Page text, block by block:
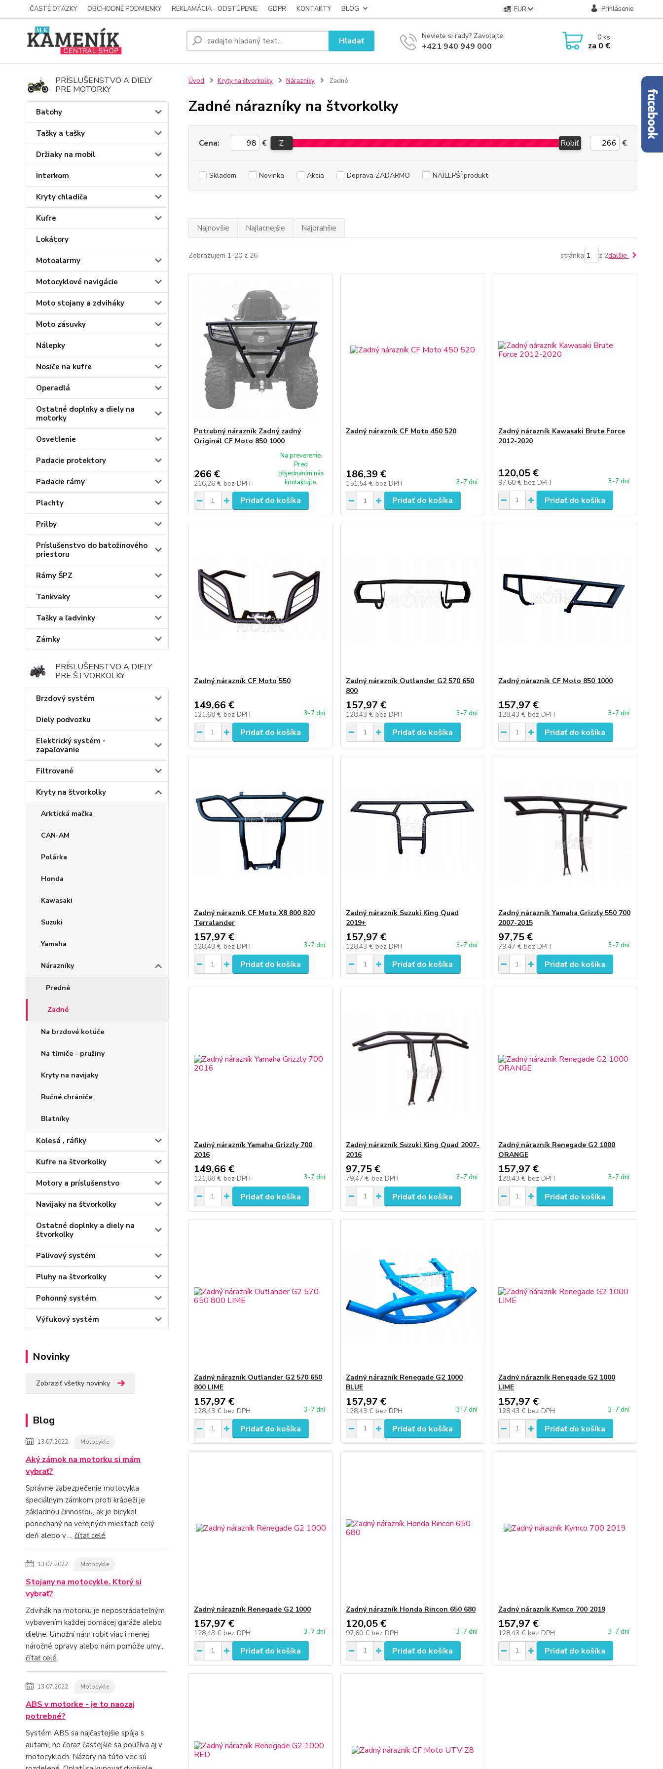
ČASTÉ OTÁZKY OBCHODNÉ PODMIENKY REKLAMÁCIA - ODSTÚPENIE GDPR KONTAKTY BLOG EUR Prihlásenie
Hľadať Neviete si rady? Zavolajte.
+421 940 949 000
0ks
za 0 €
PRÍSLUŠENSTVO A DIELY
PRE MOTORKY
Batohy
Tašky a tašky
Držiaky na mobil
Interkom
Kryty chladiča
Kufre
Lokátory
Motoalarmy
Motocyklové navigácie
Moto stojany a zdviháky
Moto zásuvky
Nálepky
Nosiče na kufre
Operadlá
Ostatné doplnky a diely na
motorky
Osvetlenie
Padacie protektory
Padacie rámy
Plachty
Prilby
Príslušenstvo do batožinového
priestoru
Rámy ŠPZ
Tankvaky
Tašky a ľadvinky
Zámky
PRÍSLUŠENSTVO A DIELY
PRE ŠTVORKOLKY
Brzdový systém
Diely podvozku
Elektrický systém -
zapaľovanie
Filtrované
Kryty na štvorkolky
Arktická mačka
CAN-AM
Polárka
Honda
Kawasaki
Suzuki
Yamaha
Nárazníky
Predné
Zadné
Na brzdové kotúče
Na tlmiče - pružiny
Kryty na navijaky
Ručné chrániče
Blatníky
Kolesá , ráfiky
Kufre na štvorkolky
Motory a príslušenstvo
Navijaky na štvorkolky
Ostatné doplnky a diely na
štvorkolky
Palivový systém
Pluhy na štvorkolky
Pohonný systém
Výfukový systém
Novinky
Zobraziť všetky novinky
Blog
13.07.2022 Motocykle
Aký zámok na motorku si mám
vybrať?
Správne zabezpečenie motocykla
špeciálnym zámkom proti krádeži je
základnou činnosťou, ak je bicykel
ponechaný na verejných miestach celý
deň alebo v ... čítať celé
13.07.2022 Motocykle
Stojany na motocykle. Ktorý si
vybrať?
Zdvihák na motorku je nepostrádateľným
vybavením každej domácej garáže alebo
dielne. Umožní nám robiť viac i menej
náročné opravy alebo nám pomôže umy...
čítať celé
13.07.2022 Motocykle
ABS v motorke - je to naozaj
potrebné?
Systém ABS sa najčastejšie spája s
autami, no čoraz častejšie sa používa aj v
motocykloch. Názory na túto vec sú
Úvod Kryty na štvorkolky Nárazníky Zadné
Zadné nárazníky na štvorkolky
Cena: € Z Robiť €
Skladom Novinka Akcia Doprava ZADARMO NAJLEPŠÍ produkt
Najnovšie Najlacnejšie Najdrahšie
Zobrazujem 1-20 z 26 stránka z 2ďalšie
Potrubný nárazník Zadný zadný
Originál CF Moto 850 1000
266 €
216,26 € bez DPH
Na preverenie.
Pred
objednaním nás
kontaktujte.
Pridať do košíka
Zadný nárazník CF Moto 450 520
186,39 €
151,54 € bez DPH 3-7 dní
Pridať do košíka
Zadný nárazník Kawasaki Brute Force
2012-2020
120,05 €
97,60 € bez DPH 3-7 dní
Pridať do košíka
Zadný nárazník CF Moto 550
149,66 €
121,68 € bez DPH 3-7 dní
Pridať do košíka
Zadný nárazník Outlander G2 570 650
800
157,97 €
128,43 € bez DPH 3-7 dní
Pridať do košíka
Zadný nárazník CF Moto 850 1000
157,97 €
128,43 € bez DPH 3-7 dní
Pridať do košíka
Zadný nárazník CF Moto X8 800 820
Terralander
157,97 €
128,43 € bez DPH 3-7 dní
Pridať do košíka
Zadný nárazník Suzuki King Quad
2019+
157,97 €
128,43 € bez DPH 3-7 dní
Pridať do košíka
Zadný nárazník Yamaha Grizzly 550 700
2007-2015
97,75 €
79,47 € bez DPH 3-7 dní
Pridať do košíka
Zadný nárazník Yamaha Grizzly 700
2016
149,66 €
121,68 € bez DPH 3-7 dní
Pridať do košíka
Zadný nárazník Suzuki King Quad 2007-
2016
97,75 €
79,47 € bez DPH 3-7 dní
Pridať do košíka
Zadný nárazník Renegade G2 1000
ORANGE
157,97 €
128,43 € bez DPH 3-7 dní
Pridať do košíka
Zadný nárazník Outlander G2 570 650
800 LIME
157,97 €
128,43 € bez DPH 3-7 dní
Pridať do košíka
Zadný nárazník Renegade G2 1000
BLUE
157,97 €
128,43 € bez DPH 3-7 dní
Pridať do košíka
Zadný nárazník Renegade G2 1000
LIME
157,97 €
128,43 € bez DPH 3-7 dní
Pridať do košíka
Zadný nárazník Renegade G2 1000
157,97 €
128,43 € bez DPH 3-7 dní
Pridať do košíka
Zadný nárazník Honda Rincon 650 680
120,05 €
97,60 € bez DPH 3-7 dní
Pridať do košíka
Zadný nárazník Kymco 700 2019
157,97 €
128,43 € bez DPH 3-7 dní
Pridať do košíka